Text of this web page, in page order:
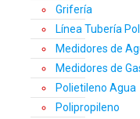
Grifería
Línea Tubería
Medidores de
Medidores de
Polietileno Agua
Polipropileno